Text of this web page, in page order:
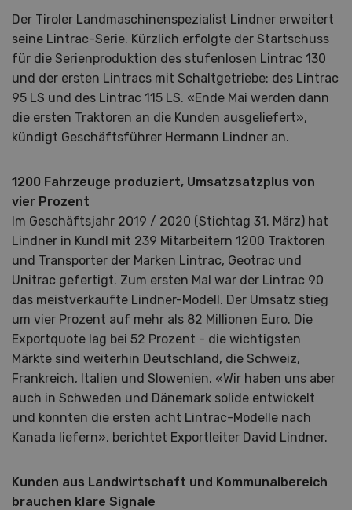
Der Tiroler Landmaschinenspezialist Lindner erweitert
seine Lintrac-Serie. Kürzlich erfolgte der Startschuss
für die Serienproduktion des stufenlosen Lintrac 130
und der ersten Lintracs mit Schaltgetriebe: des Lintrac
95 LS und des Lintrac 115 LS. «Ende Mai werden dann
die ersten Traktoren an die Kunden ausgeliefert»,
kündigt Geschäftsführer Hermann Lindner an.
1200 Fahrzeuge produziert, Umsatzsatzplus von
vier Prozent
Im Geschäftsjahr 2019 / 2020 (Stichtag 31. März) hat
Lindner in Kundl mit 239 Mitarbeitern 1200 Traktoren
und Transporter der Marken Lintrac, Geotrac und
Unitrac gefertigt. Zum ersten Mal war der Lintrac 90
das meistverkaufte Lindner-Modell. Der Umsatz stieg
um vier Prozent auf mehr als 82 Millionen Euro. Die
Exportquote lag bei 52 Prozent - die wichtigsten
Märkte sind weiterhin Deutschland, die Schweiz,
Frankreich, Italien und Slowenien. «Wir haben uns aber
auch in Schweden und Dänemark solide entwickelt
und konnten die ersten acht Lintrac-Modelle nach
Kanada liefern», berichtet Exportleiter David Lindner.
Kunden aus Landwirtschaft und Kommunalbereich
brauchen klare Signale